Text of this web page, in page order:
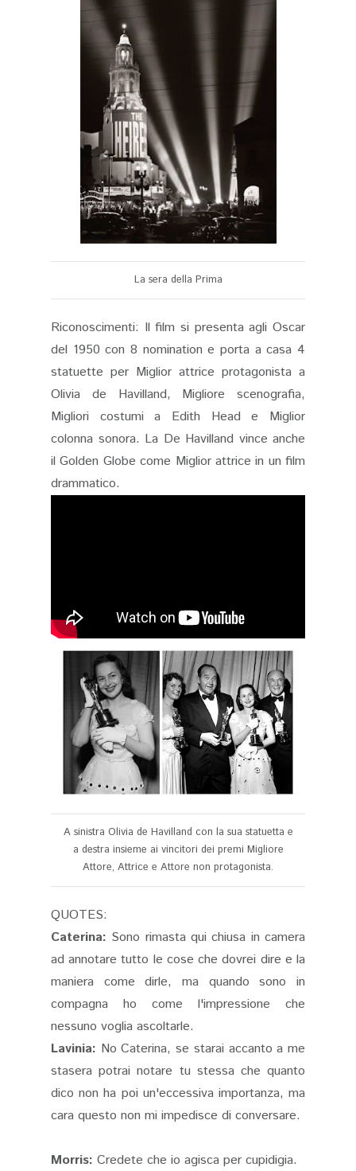
La sera della Prima
Riconoscimenti: Il film si presenta agli Oscar
del 1950 con 8 nomination e porta a casa 4
statuette per Miglior attrice protagonista a
Olivia de Havilland, Migliore scenografia,
Migliori costumi a Edith Head e Miglior
colonna sonora. La De Havilland vince anche
il Golden Globe come Miglior attrice in un film
drammatico.
A sinistra Olivia de Havilland con la sua statuetta e
a destra insieme ai vincitori dei premi Migliore
Attore, Attrice e Attore non protagonista.
QUOTES:
Caterina: Sono rimasta qui chiusa in camera
ad annotare tutto le cose che dovrei dire e la
maniera come dirle, ma quando sono in
compagna ho come l'impressione che
nessuno voglia ascoltarle.
Lavinia: No Caterina, se starai accanto a me
stasera potrai notare tu stessa che quanto
dico non ha poi un'eccessiva importanza, ma
cara questo non mi impedisce di conversare.
Morris: Credete che io agisca per cupidigia.